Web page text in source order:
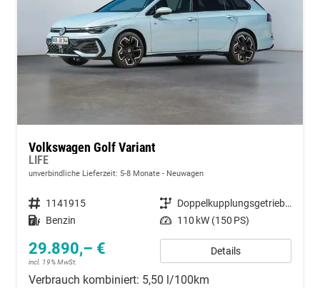
Volkswagen Golf Variant
LIFE
unverbindliche Lieferzeit: 5-8 Monate Neuwagen
Fahrzeugnummer 1141915 Getriebe
Doppelkupplungsgetriebe (DSG)
Kraftstoff Benzin Leistung 110 kW (150 PS)
29.890,– €
incl. 19% MwSt.
Details
Verbrauch kombiniert: 5,50 l/100km